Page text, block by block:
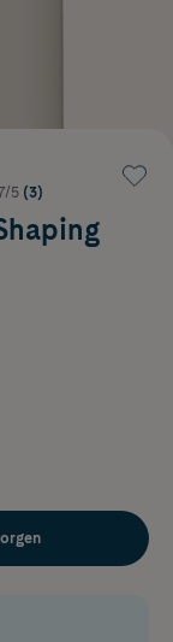
5 (3)